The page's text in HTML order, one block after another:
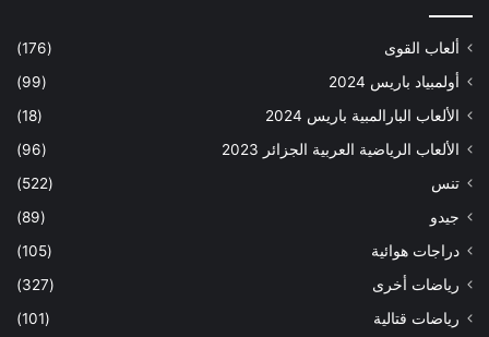
ألعاب القوى
(176)
أولمبياد باريس 2024
(99)
الألعاب البارالمبية باريس 2024
(18)
الألعاب الرياضية العربية الجزائر 2023
(96)
تنس
(522)
جيدو
(89)
دراجات هوائية
(105)
رياضات أخرى
(327)
رياضات قتالية
(101)